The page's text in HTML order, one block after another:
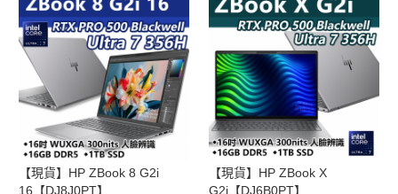
【現貨】HP ZBook 8 G2i
16【DJ8J0PT】
【現貨】HP ZBook X
G2i【DJ6B0PT】